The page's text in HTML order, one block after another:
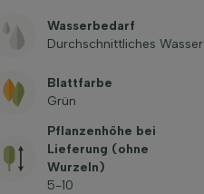
Wasserbedarf
Durchschnittliches Wasser
Blattfarbe
Grün
Pflanzenhöhe bei
Lieferung (ohne
Wurzeln)
5-10